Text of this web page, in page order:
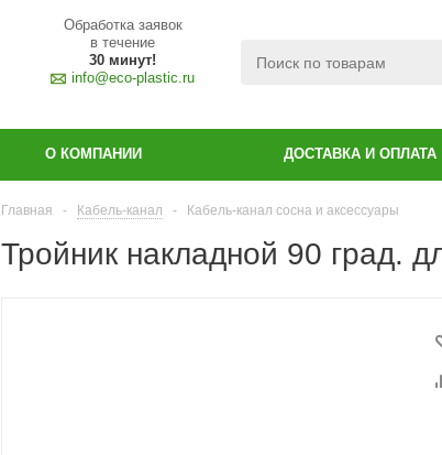
Обработка заявок
в течение
30 минут!
info@eco-plastic.ru
О КОМПАНИИ ДОСТАВКА И ОПЛАТА
Главная - Кабель-канал - Кабель-канал сосна и аксессуары
Тройник накладной 90 град.